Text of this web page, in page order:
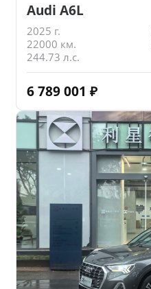
Audi A6L
2025 г.
22000 км.
244.73 л.с.
6 789 001 ₽